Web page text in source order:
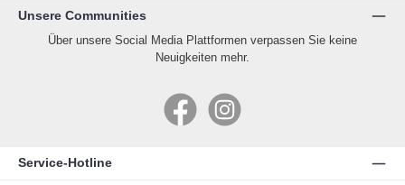
Unsere Communities
Über unsere Social Media Plattformen verpassen Sie keine
Neuigkeiten mehr.
FacebookInstagram
Service-Hotline